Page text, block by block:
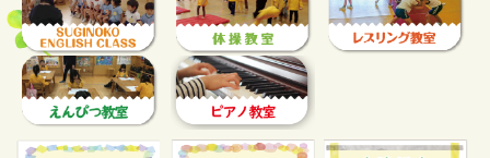
2024年4月(2)
2024年3月(3)
2024年2月(2)
2024年1月(3)
2023年12月(2)
2023年11月(2)
2023年10月(3)